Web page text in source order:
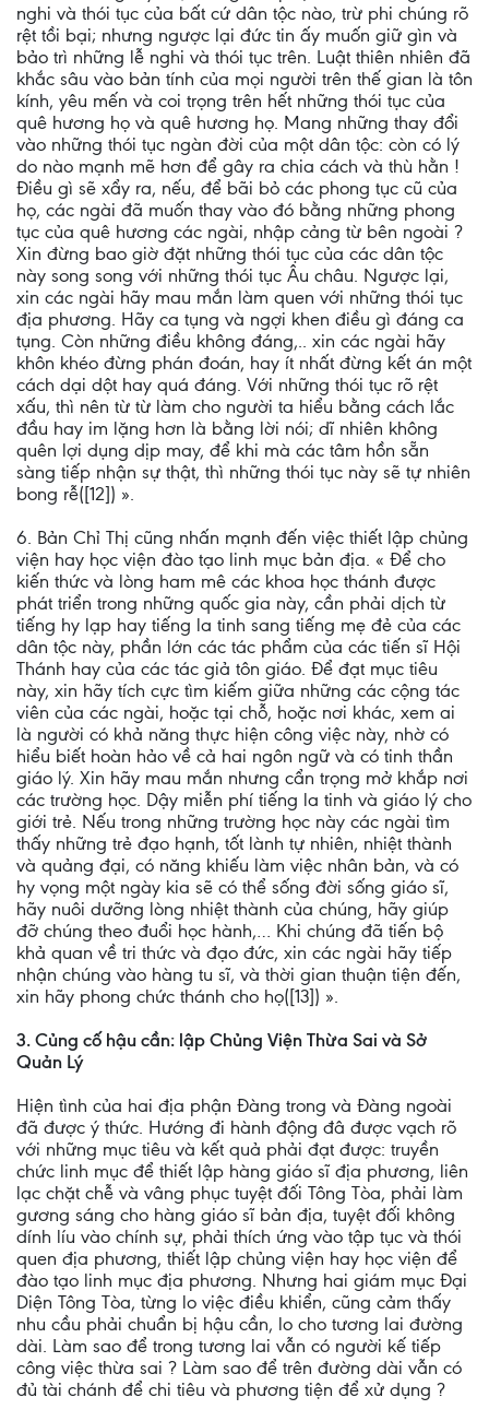
nghi và thói tục của bất cứ dân tộc nào, trừ phi chúng rõ
rệt tồi bại; nhưng ngược lại đức tin ấy muốn giữ gìn và
bảo trì những lễ nghi và thói tục trên. Luật thiên nhiên đã
khắc sâu vào bản tính của mọi người trên thế gian là tôn
kính, yêu mến và coi trọng trên hết những thói tục của
quê hương họ và quê hương họ. Mang những thay đổi
vào những thói tục ngàn đời của một dân tộc: còn có lý
do nào mạnh mẽ hơn để gây ra chia cách và thù hằn !
Ðiều gì sẽ xẩy ra, nếu, để bãi bỏ các phong tục cũ của
họ, các ngài đã muốn thay vào đó bằng những phong
tục của quê hương các ngài, nhập cảng từ bên ngoài ?
Xin đừng bao giờ đặt những thói tục của các dân tộc
này song song với những thói tục Âu châu. Ngược lại,
xin các ngài hãy mau mắn làm quen với những thói tục
địa phương. Hãy ca tụng và ngợi khen điều gì đáng ca
tụng. Còn những điều không đáng,.. xin các ngài hãy
khôn khéo đừng phán đoán, hay ít nhất đừng kết án một
cách dại dột hay quá đáng. Với những thói tục rõ rệt
xấu, thì nên từ từ làm cho người ta hiểu bằng cách lắc
đầu hay im lặng hơn là bằng lời nói; dĩ nhiên không
quên lợi dụng dịp may, để khi mà các tâm hồn sẵn
sàng tiếp nhận sự thật, thì những thói tục này sẽ tự nhiên
bong rễ([12]) ».
6. Bản Chỉ Thị cũng nhấn mạnh đến việc thiết lập chủng
viện hay học viện đào tạo linh mục bản địa. « Ðể cho
kiến thức và lòng ham mê các khoa học thánh được
phát triển trong những quốc gia này, cần phải dịch từ
tiếng hy lạp hay tiếng la tinh sang tiếng mẹ đẻ của các
dân tộc này, phần lớn các tác phẩm của các tiến sĩ Hội
Thánh hay của các tác giả tôn giáo. Ðể đạt mục tiêu
này, xin hãy tích cực tìm kiếm giữa những các cộng tác
viên của các ngài, hoặc tại chỗ, hoặc nơi khác, xem ai
là người có khả năng thực hiện công việc này, nhờ có
hiểu biết hoàn hảo về cả hai ngôn ngữ và có tinh thần
giáo lý. Xin hãy mau mắn nhưng cẩn trọng mở khắp nơi
các trường học. Dậy miễn phí tiếng la tinh và giáo lý cho
giới trẻ. Nếu trong những trường học này các ngài tìm
thấy những trẻ đạo hạnh, tốt lành tự nhiên, nhiệt thành
và quảng đại, có năng khiếu làm việc nhân bản, và có
hy vọng một ngày kia sẽ có thể sống đời sống giáo sĩ,
hãy nuôi dưỡng lòng nhiệt thành của chúng, hãy giúp
đỡ chúng theo đuổi học hành,… Khi chúng đã tiến bộ
khả quan về tri thức và đạo đức, xin các ngài hãy tiếp
nhận chúng vào hàng tu sĩ, và thời gian thuận tiện đến,
xin hãy phong chức thánh cho họ([13]) ».
3. Củng cố hậu cần: lập Chủng Viện Thừa Sai và Sở
Quản Lý
Hiện tình của hai địa phận Ðàng trong và Ðàng ngoài
đã được ý thức. Hướng đi hành động đâ được vạch rõ
với những mục tiêu và kết quả phải đạt được: truyền
chức linh mục để thiết lập hàng giáo sĩ địa phương, liên
lạc chặt chễ và vâng phục tuyệt đối Tông Tòa, phải làm
gương sáng cho hàng giáo sĩ bản địa, tuyệt đối không
dính líu vào chính sự, phải thích ứng vào tập tục và thói
quen địa phương, thiết lập chủng viện hay học viện để
đào tạo linh mục địa phương. Nhưng hai giám mục Ðại
Diện Tông Tòa, từng lo việc điều khiển, cũng cảm thấy
nhu cầu phải chuẩn bị hậu cần, lo cho tương lai đường
dài. Làm sao để trong tương lai vẫn có người kế tiếp
công việc thừa sai ? Làm sao để trên đường dài vẫn có
đủ tài chánh để chi tiêu và phương tiện để xử dụng ?